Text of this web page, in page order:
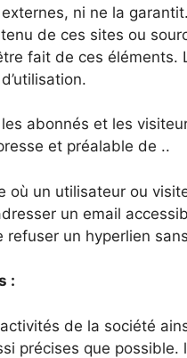
ni ne la
de ces sites ou
fait de ces éléments.
abonnés et les
et préalable de ..
où un utilisateur ou
un email
refuser un hyperlien
:
activités de la société
précises que